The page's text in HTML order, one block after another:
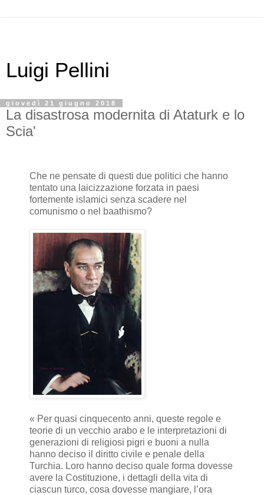
Luigi Pellini
giovedì 21 giugno 2018
La disastrosa modernita di Ataturk e lo
Scia'
Che ne pensate di questi due politici che hanno
tentato una laicizzazione forzata in paesi
fortemente islamici senza scadere nel
comunismo o nel baathismo?
« Per quasi cinquecento anni, queste regole e
teorie di un vecchio arabo e le interpretazioni di
generazioni di religiosi pigri e buoni a nulla
hanno deciso il diritto civile e penale della
Turchia. Loro hanno deciso quale forma dovesse
avere la Costituzione, i dettagli della vita di
ciascun turco, cosa dovesse mangiare, l’ora